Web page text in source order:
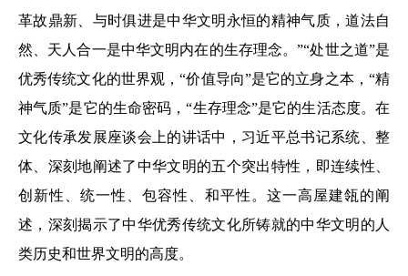
革故鼎新、与时俱进是中华文明永恒的精神气质，道法自
然、天人合一是中华文明内在的生存理念。”“处世之道”是
优秀传统文化的世界观，“价值导向”是它的立身之本，“精
神气质”是它的生命密码，“生存理念”是它的生活态度。在
文化传承发展座谈会上的讲话中，习近平总书记系统、整
体、深刻地阐述了中华文明的五个突出特性，即连续性、
创新性、统一性、包容性、和平性。这一高屋建瓴的阐
述，深刻揭示了中华优秀传统文化所铸就的中华文明的人
类历史和世界文明的高度。